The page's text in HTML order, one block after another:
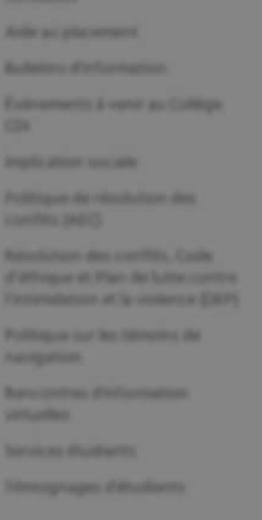
Aide au placement
Bulletins d'information
Événements à venir au Collège
CDI
Implication sociale
Politique de résolution des
conflits (AEC)
Résolution des conflits, Code
d’éthique et Plan de lutte contre
l’intimidation et la violence (DEP)
Politique sur les témoins de
navigation
Rencontres d'information
virtuelles
Services étudiants
Témoignages d'étudiants